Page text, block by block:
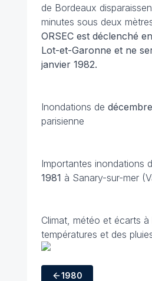
de Bordeaux
minutes sous deux
ORSEC est déclenché
Lot-et-Garonne etne
janvier 1982.
Inondations de
parisienne
Importantes inondations
1981 à Sanary-sur-mer
Climat, météo et écarts à
températures et des
1980